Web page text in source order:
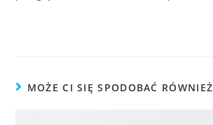
MOŻE CI SIĘ SPODOBAĆ RÓWNIEŻ